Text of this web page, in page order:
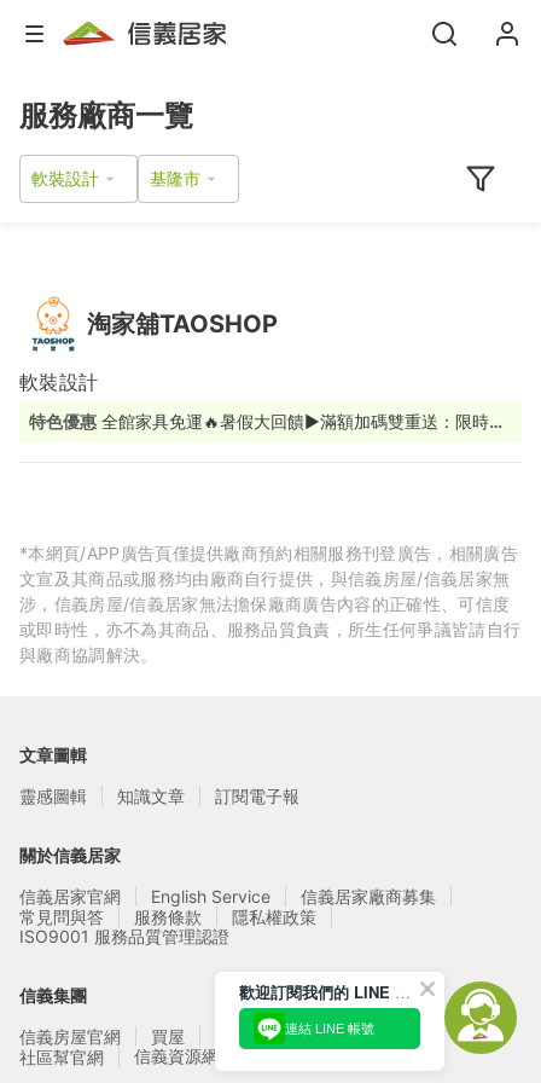
服務廠商一覽
軟裝設計
淘家舖TAOSHOP
軟裝設計
特色優惠 全館家具免運🔥暑假大回饋▶︎滿額加碼雙重送：限時9
*本網頁/APP廣告頁僅提供廠商預約相關服務刊登廣告，相關廣告
文宣及其商品或服務均由廠商自行提供，與信義房屋/信義居家無
涉，信義房屋/信義居家無法擔保廠商廣告內容的正確性、可信度
或即時性，亦不為其商品、服務品質負責，所生任何爭議皆請自行
與廠商協調解決。
文章圖輯
靈感圖輯
知識文章 訂閱電子報
關於信義居家
信義居家官網
English Service
信義居家廠商募集
常見問與答
服務條款
隱私權政策
ISO9001 服務品質管理認證
信義集團
信義房屋官網
買屋 租屋
實價登錄
社區幫官網
信義資源網站
歡迎訂閱我們的 LINE 官方帳號
連結 LINE 帳號